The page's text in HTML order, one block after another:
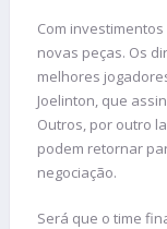
Com
novas peças. Os
melhores
Joelinton, que
Outros, por outro
podem retornar
negociação.
Será que o time